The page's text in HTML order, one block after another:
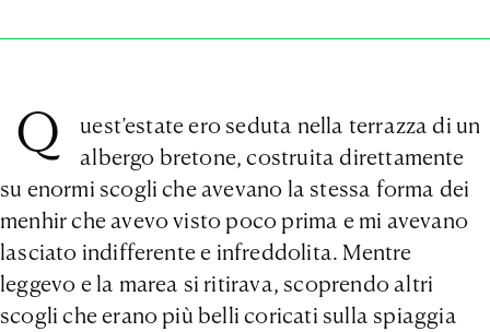
Q
uest’estate ero seduta nella terrazza di un
albergo bretone, costruita direttamente
su enormi scogli che avevano la stessa forma dei
menhir che avevo visto poco prima e mi avevano
lasciato indifferente e infreddolita. Mentre
leggevo e la marea si ritirava, scoprendo altri
scogli che erano più belli coricati sulla spiaggia